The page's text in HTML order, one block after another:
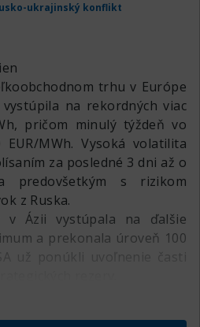
rapídne znížili ceny
(EU ETS) na 68,849 EUR/t k
7.2. 2022 sa predávali za
ukrajinský konflikt
trhu v Európe
na rekordných viac
pričom minulý týždeň vo
MWh. Vysoká volatilita
za posledné 3 dni až o
predovšetkým s rizikom
z Ruska.
v Ázii vystúpala na ďalšie
a prekonala úroveň 100
už ponúkli uvoľnenie časti